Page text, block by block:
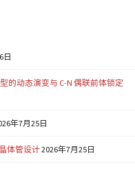
日
的动态演变与 C-N 偶联前体锁定
年7月25日
体管设计2026年7月25日